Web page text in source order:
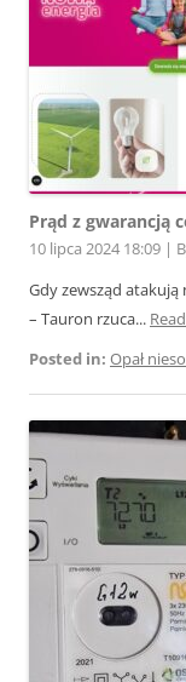
Prąd z gwarancją
10 lipca 2024 18:09
Gdy zewsząd
– Tauron rzuca...
Posted in: Opał